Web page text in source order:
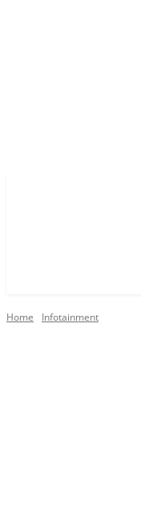
Home Infotainment